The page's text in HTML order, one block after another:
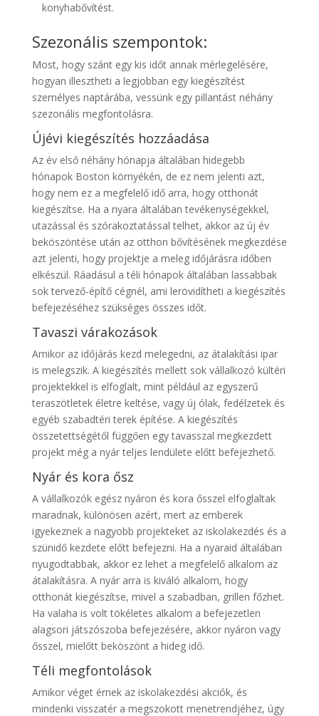
konyhabővítést.
Szezonális szempontok:
Most, hogy szánt egy kis időt annak mérlegelésére,
hogyan illesztheti a legjobban egy kiegészítést
személyes naptárába, vessünk egy pillantást néhány
szezonális megfontolásra.
Újévi kiegészítés hozzáadása
Az év első néhány hónapja általában hidegebb
hónapok Boston környékén, de ez nem jelenti azt,
hogy nem ez a megfelelő idő arra, hogy otthonát
kiegészítse. Ha a nyara általában tevékenységekkel,
utazással és szórakoztatással telhet, akkor az új év
beköszöntése után az otthon bővítésének megkezdése
azt jelenti, hogy projektje a meleg időjárásra időben
elkészül. Ráadásul a téli hónapok általában lassabbak
sok tervező-építő cégnél, ami lerövidítheti a kiegészítés
befejezéséhez szükséges összes időt.
Tavaszi várakozások
Amikor az időjárás kezd melegedni, az átalakítási ipar
is melegszik. A kiegészítés mellett sok vállalkozó kültéri
projektekkel is elfoglalt, mint például az egyszerű
teraszötletek életre keltése, vagy új ólak, fedélzetek és
egyéb szabadtéri terek építése. A kiegészítés
összetettségétől függően egy tavasszal megkezdett
projekt még a nyár teljes lendülete előtt befejezhető.
Nyár és kora ősz
A vállalkozók egész nyáron és kora ősszel elfoglaltak
maradnak, különösen azért, mert az emberek
igyekeznek a nagyobb projekteket az iskolakezdés és a
szünidő kezdete előtt befejezni. Ha a nyaraid általában
nyugodtabbak, akkor ez lehet a megfelelő alkalom az
átalakításra. A nyár arra is kiváló alkalom, hogy
otthonát kiegészítse, mivel a szabadban, grillen főzhet.
Ha valaha is volt tökéletes alkalom a befejezetlen
alagsori játszószoba befejezésére, akkor nyáron vagy
ősszel, mielőtt beköszönt a hideg idő.
Téli megfontolások
Amikor véget érnek az iskolakezdési akciók, és
mindenki visszatér a megszokott menetrendjéhez, úgy